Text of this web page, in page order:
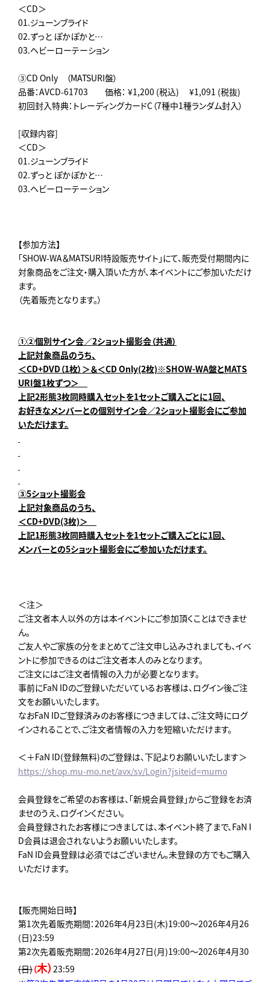
＜CD＞
01.ジューンブライド
02.ずっと ぽかぽかと…
03.ヘビーローテーション
③CD Only （MATSURI盤）
品番：AVCD-61703 価格： ¥1,200 (税込) ¥1,091 (税抜)
初回封入特典：トレーディングカードC（7種中1種ランダム封入）
[収録内容]
＜CD＞
01.ジューンブライド
02.ずっと ぽかぽかと…
03.ヘビーローテーション
【参加方法】
「SHOW-WA＆MATSURI特設販売サイト」にて、販売受付期間内に
対象商品をご注文・購入頂いた方が、本イベントにご参加いただけ
ます。
（先着販売となります。）
①②個別サイン会／2ショット撮影会（共通）
上記対象商品のうち、
＜CD+DVD（1枚）＞＆＜CD Only(2枚)※SHOW-WA盤とMATS
URI盤1枚ずつ＞
上記2形態3枚同時購入セットを1セットご購入ごとに1回、
お好きなメンバーとの個別サイン会／2ショット撮影会にご参加
いただけます。
③5ショット撮影会
上記対象商品のうち、
＜CD+DVD(3枚)＞
上記1形態3枚同時購入セットを1セットご購入ごとに1回、
メンバーとの5ショット撮影会にご参加いただけます。
＜注＞
ご注文者本人以外の方は本イベントにご参加頂くことはできませ
ん。
ご友人やご家族の分をまとめてご注文申し込みされましても、イベ
ントに参加できるのはご注文者本人のみとなります。
ご注文にはご注文者情報の入力が必要となります。
事前にFaN IDのご登録いただいているお客様は、ログイン後ご注
文をお願いいたします。
なおFaN IDご登録済みのお客様につきましては、ご注文時にログ
インされることで、ご注文者情報の入力を短縮いただけます。
＜＋FaN ID(登録無料)のご登録は、下記よりお願いいたします＞
https://shop.mu-mo.net/avx/sv/Login?jsiteid=mumo
会員登録をご希望のお客様は、「新規会員登録」からご登録をお済
ませのうえ、ログインください。
会員登録されたお客様につきましては、本イベント終了まで、FaN I
D会員は退会されないようお願いいたします。
FaN ID会員登録は必須ではございません。未登録の方でもご購入
いただけます。
【販売開始日時】
第1次先着販売期間：2026年4月23日(木)19:00～2026年4月26
(日)23:59
第2次先着販売期間：2026年4月27日(月)19:00～2026年4月30
(日)（木） 23:59